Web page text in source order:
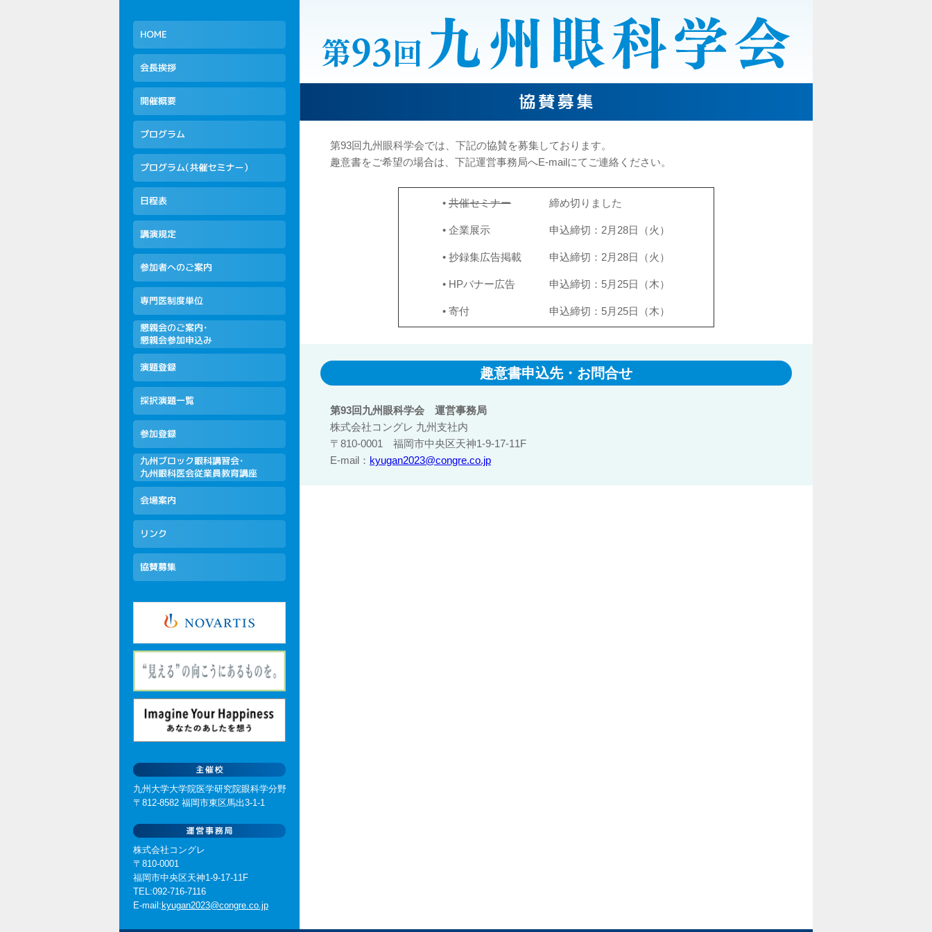
九州大学大学院医学研究院眼科学分野
〒812-8582 福岡市東区馬出3-1-1
株式会社コングレ
〒810-0001
福岡市中央区天神1-9-17-11F
TEL:092-716-7116
E-mail: kyugan2023@congre.co.jp
第93回九州眼科学会では、下記の協賛を募集しております。
趣意書をご希望の場合は、下記運営事務局へE-mailにてご連絡ください。
• 共催セミナー 締め切りました
• 企業展示 申込締切：2月28日（火）
• 抄録集広告掲載 申込締切：2月28日（火）
• HPバナー広告 申込締切：5月25日（木）
• 寄付 申込締切：5月25日（木）
趣意書申込先・お問合せ
第93回九州眼科学会 運営事務局
株式会社コングレ 九州支社内
〒810-0001 福岡市中央区天神1-9-17-11F
E-mail： kyugan2023@congre.co.jp